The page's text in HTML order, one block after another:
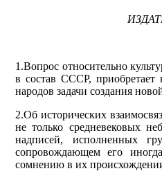
1.Вопрос относительно
в состав СССР, приобретает
народов задачи создания
2.Об исторических
не только средневековых
надписей, исполненных
сопровождающем его
сомнению в их